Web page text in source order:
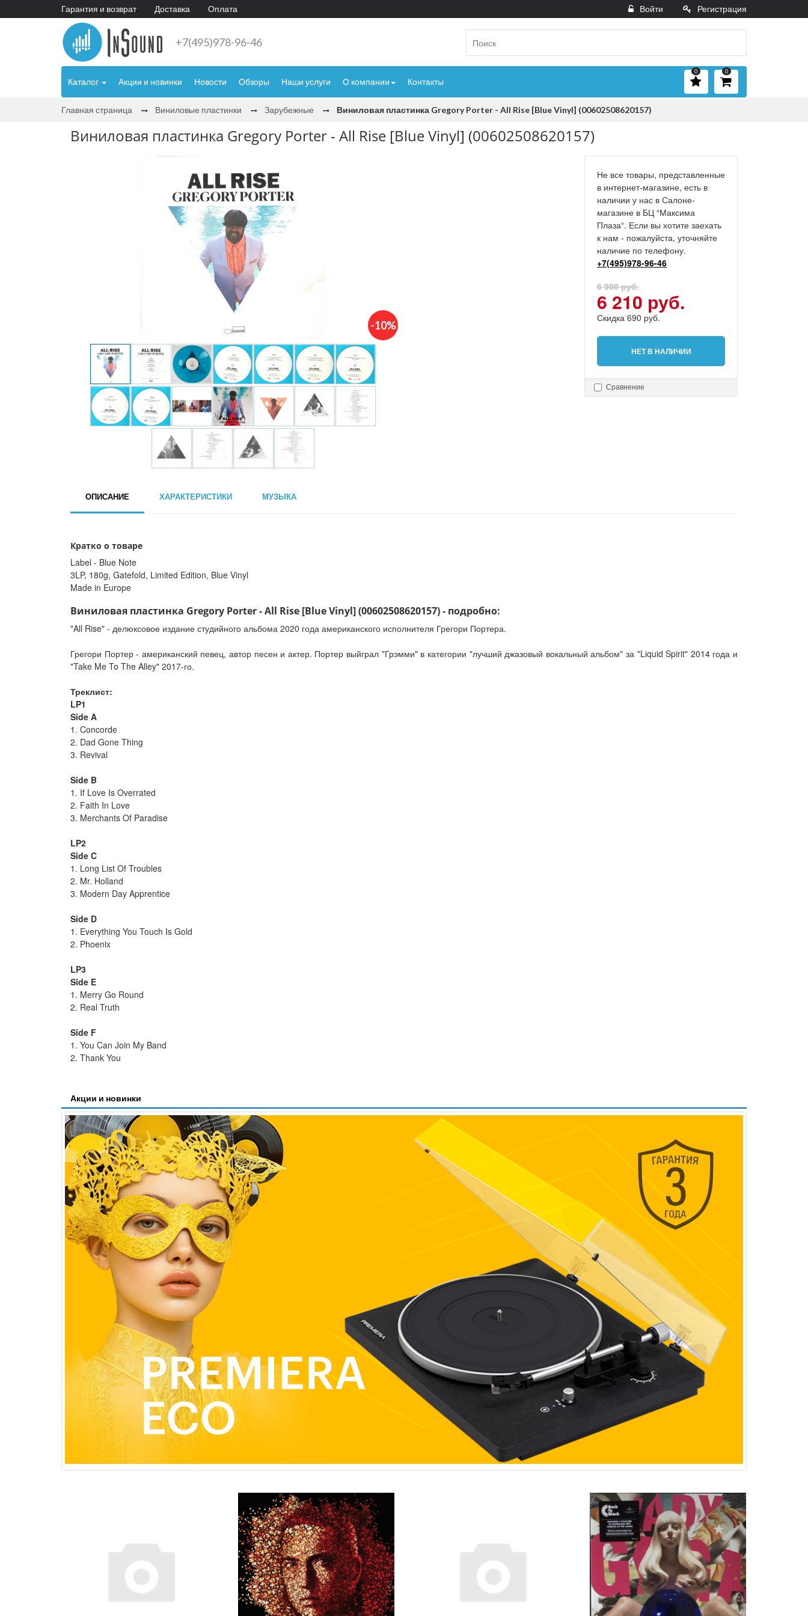
Гарантия и возврат Доставка Оплата Войти Регистрация
+7(495)978-96-46
Каталог Акции и новинки Новости Обзоры Наши услуги О компании Контакты
0
0
Главная страница Виниловые пластинки Зарубежные Виниловая пластинка Gregory Porter - All Rise [Blue Vinyl] (00602508620157)
Виниловая пластинка Gregory Porter - All Rise [Blue Vinyl] (00602508620157)
-10%
Не все товары, представленные
в интернет-магазине, есть в
наличии у нас в Салоне-
магазине в БЦ “Максима
Плаза“. Если вы хотите заехать
к нам - пожалуйста, уточняйте
наличие по телефону.
+7(495)978-96-46
6 900 руб.
6 210 руб.
Скидка 690 руб.
НЕТ В НАЛИЧИИ
Сравнение
ОПИСАНИЕ ХАРАКТЕРИСТИКИ МУЗЫКА
Кратко о товаре
Label - Blue Note
3LP, 180g, Gatefold, Limited Edition, Blue Vinyl
Made in Europe
Виниловая пластинка Gregory Porter - All Rise [Blue Vinyl] (00602508620157) - подробно:
"All Rise" - делюксовое издание студийного альбома 2020 года американского исполнителя Грегори Портера.
Грегори Портер - американский певец, автор песен и актер. Портер выйграл "Грэмми" в категории "лучший джазовый вокальный альбом" за "Liquid Spirit" 2014 года и
"Take Me To The Alley" 2017-го.
Треклист:
LP1
Side A
1. Concorde
2. Dad Gone Thing
3. Revival
Side B
1. If Love Is Overrated
2. Faith In Love
3. Merchants Of Paradise
LP2
Side C
1. Long List Of Troubles
2. Mr. Holland
3. Modern Day Apprentice
Side D
1. Everything You Touch Is Gold
2. Phoenix
LP3
Side E
1. Merry Go Round
2. Real Truth
Side F
1. You Can Join My Band
2. Thank You
Акции и новинки